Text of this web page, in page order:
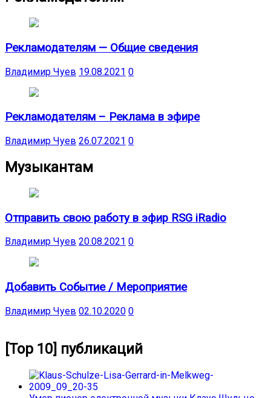
Рекламодателям — Общие сведения
Владимир Чуев 19.08.2021 0
Рекламодателям – Реклама в эфире
Владимир Чуев 26.07.2021 0
Музыкантам
Отправить свою работу в эфир RSG iRadio
Владимир Чуев 20.08.2021 0
Добавить Событие / Мероприятие
Владимир Чуев 02.10.2020 0
[Top 10] публикаций